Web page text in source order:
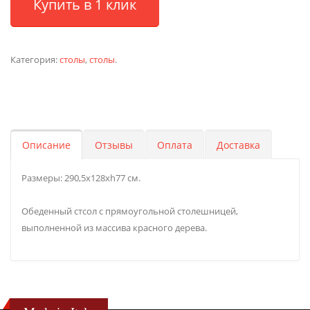
Купить в 1 клик
Категория:столы,столы.
Описание Отзывы Оплата Доставка
Размеры: 290,5х128хh77 см.
Обеденный стсол с прямоугольной столешницей,
выполненной из массива красного дерева.